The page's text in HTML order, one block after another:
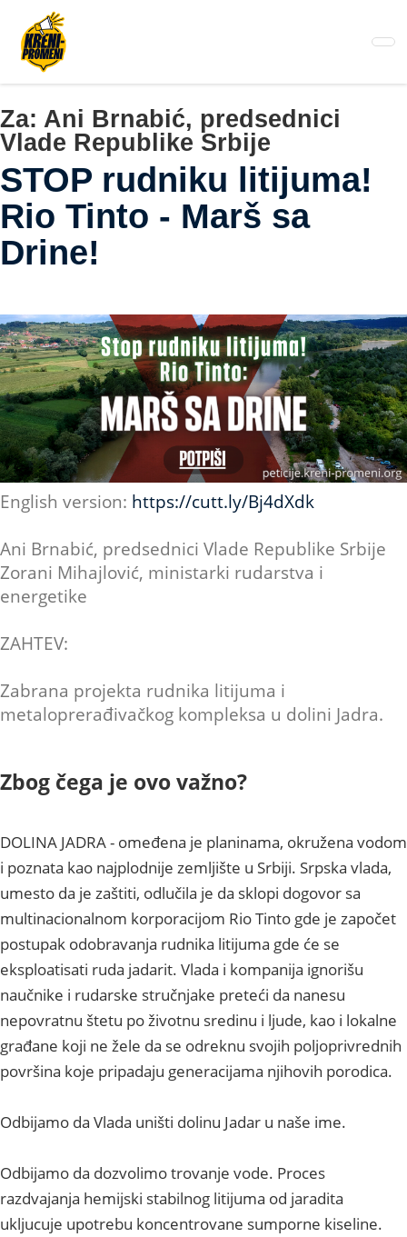
glavni
sadržaj
Za: Ani Brnabić, predsednici
Vlade Republike Srbije
STOP rudniku litijuma!
Rio Tinto - Marš sa
Drine!
English version: https://cutt.ly/Bj4dXdk
Ani Brnabić, predsednici Vlade Republike Srbije
Zorani Mihajlović, ministarki rudarstva i
energetike
ZAHTEV:
Zabrana projekta rudnika litijuma i
metaloprerađivačkog kompleksa u dolini Jadra.
Zbog čega je ovo važno?
DOLINA JADRA - omeđena je planinama, okružena vodom
i poznata kao najplodnije zemljište u Srbiji. Srpska vlada,
umesto da je zaštiti, odlučila je da sklopi dogovor sa
multinacionalnom korporacijom Rio Tinto gde je započet
postupak odobravanja rudnika litijuma gde će se
eksploatisati ruda jadarit. Vlada i kompanija ignorišu
naučnike i rudarske stručnjake preteći da nanesu
nepovratnu štetu po životnu sredinu i ljude, kao i lokalne
građane koji ne žele da se odreknu svojih poljoprivrednih
površina koje pripadaju generacijama njihovih porodica.
Odbijamo da Vlada uništi dolinu Jadar u naše ime.
Odbijamo da dozvolimo trovanje vode. Proces
razdvajanja hemijski stabilnog litijuma od jaradita
ukljucuje upotrebu koncentrovane sumporne kiseline.